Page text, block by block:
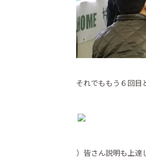
それでももう６回目
）皆さん説明も上達